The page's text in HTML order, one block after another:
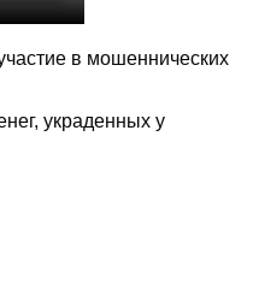
в мошеннических
украденных у